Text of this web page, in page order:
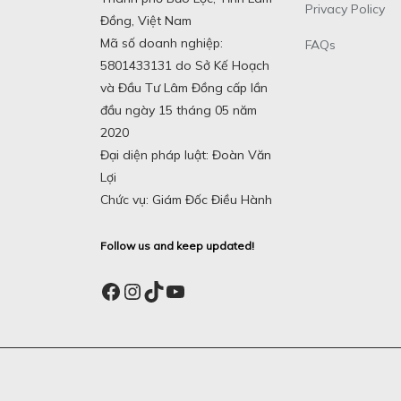
Đồng, Việt Nam
Mã số doanh nghiệp:
5801433131 do Sở Kế Hoạch
và Đầu Tư Lâm Đồng cấp lần
đầu ngày 15 tháng 05 năm
2020
Đại diện pháp luật: Đoàn Văn
Lợi
Chức vụ: Giám Đốc Điều Hành
Follow us and keep updated!
Facebook
Instagram
TikTok
YouTube
Privacy Policy
FAQs